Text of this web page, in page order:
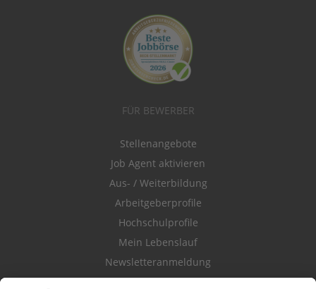
FÜR BEWERBER
Stellenangebote
Job Agent aktivieren
Aus- / Weiterbildung
Arbeitgeberprofile
Hochschulprofile
Mein Lebenslauf
Newsletteranmeldung
Durchsuchen Sie den Stellenkatalog